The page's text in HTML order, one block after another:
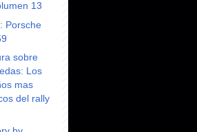
13
Porsche
sobre
Los
mas
del rally